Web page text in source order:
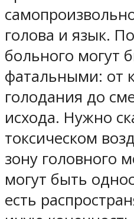
голова и язык.
больного могут
фатальными: от
голодания до
исхода. Нужно
токсическом
зону головного
могут быть
есть